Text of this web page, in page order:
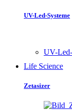
UV-Led-Systeme
UV-
Life Science
Zetasizer